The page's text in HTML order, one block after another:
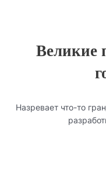
Великие
Назревает что-то